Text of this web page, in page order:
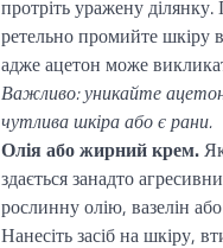
протріть уражену ділянку.
ретельно промийте шкіру
адже ацетон може
Важливо: уникайте
чутлива шкіра або є рани.
Олія або жирний крем.
здається занадто
рослинну олію, вазелін
Нанесіть засіб на шкіру,